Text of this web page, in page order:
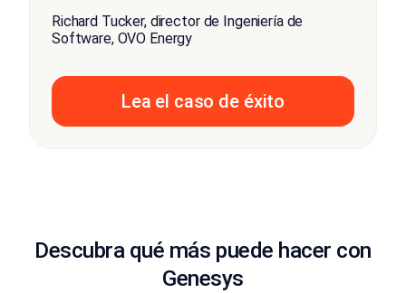
Richard Tucker, director de Ingeniería de
Software, OVO Energy
Lea el caso de éxito
Descubra qué más puede hacer con
Genesys